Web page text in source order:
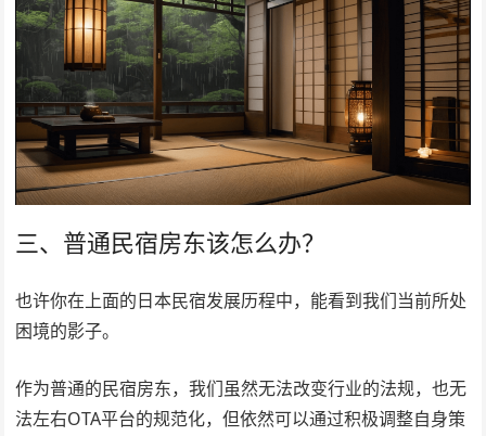
三、普通民宿房东该怎么办？
也许你在上面的日本民宿发展历程中，能看到我们当前所处
困境的影子。
作为普通的民宿房东，我们虽然无法改变行业的法规，也无
法左右OTA平台的规范化，但依然可以通过积极调整自身策